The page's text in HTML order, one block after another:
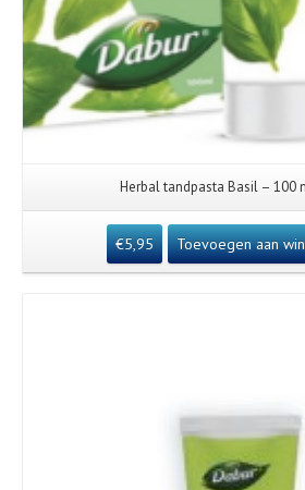
Herbal tandpasta Basil – 100
€5,95 Toevoegen aan